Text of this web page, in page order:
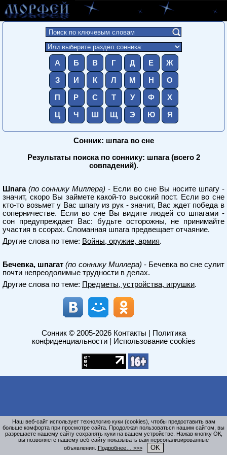
А Б В Г Д Е Ж
З И К Л М Н О
П Р С Т У Ф Х
Ц Ч Ш Щ Э Ю Я
Сонник: шпага во сне
Результаты поиска по соннику: шпага (всего 2
совпадений).
Шпага (по соннику Миллера) - Если во сне Вы носите шпагу -
значит, скоро Вы займете какой-то высокий пост. Если во сне
кто-то возьмет у Вас шпагу из рук - значит, Вас ждет победа в
соперничестве. Если во сне Вы видите людей со шпагами -
сон предупреждает Вас: будьте осторожны, не принимайте
участия в ссорах. Сломанная шпага предвещает отчаяние.
Другие слова по теме: Войны, оружие, армия.
Бечевка, шпагат (по соннику Миллера) - Бечевка во сне сулит
почти непреодолимые трудности в делах.
Другие слова по теме: Предметы, устройства, игрушки.
Сонник© 2005-2026 Контакты
Политика
конфиденциальности| Использование cookies
Наш веб-сайт использует технологию куки (cookies), чтобы предоставить вам
больше комфорта при просмотре сайта. Продолжая пользоваться нашим сайтом, вы
разрешаете нашему сайту сохранять куки на вашем устройстве. Нажав кнопку ОК,
вы позволяете нашему веб-сайту показывать вам персонализированные
объявления. Подробнее… >>> OK